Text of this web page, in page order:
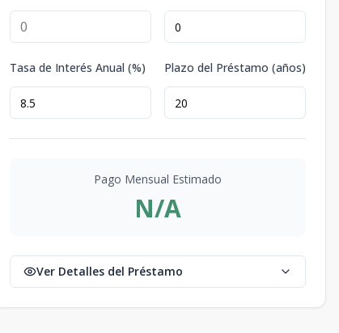
Tasa de Interés Anual (%) Plazo del Préstamo (años)
Pago Mensual Estimado
N/A
Ver Detalles del Préstamo